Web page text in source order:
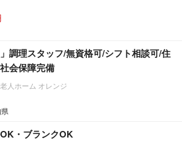
」調理スタッフ/無資格可/シフト相談可/住
会保障完備
人ホーム オレンジ
・ブランクOK